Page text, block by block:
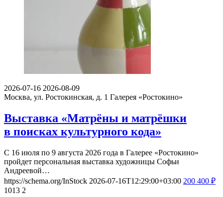
2026-07-16 2026-08-09
Москва, ул. Ростокинская, д. 1 Галерея «Ростокино»
Выставка «Матрёны и матрёшки
в поисках культурного кода»
С 16 июля по 9 августа 2026 года в Галерее «Ростокино»
пройдет персональная выставка художницы Софьи
Андреевой…
https://schema.org/InStock 2026-07-16T12:29:00+03:00 200 400 ₽
1013 2